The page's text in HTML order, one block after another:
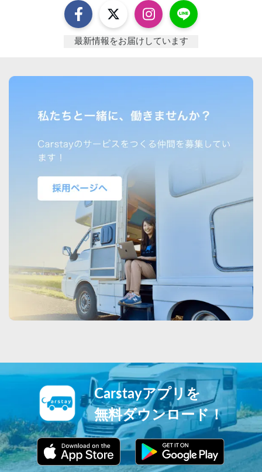
最新情報をお届けしています
Carstayアプリを
無料ダウンロード！